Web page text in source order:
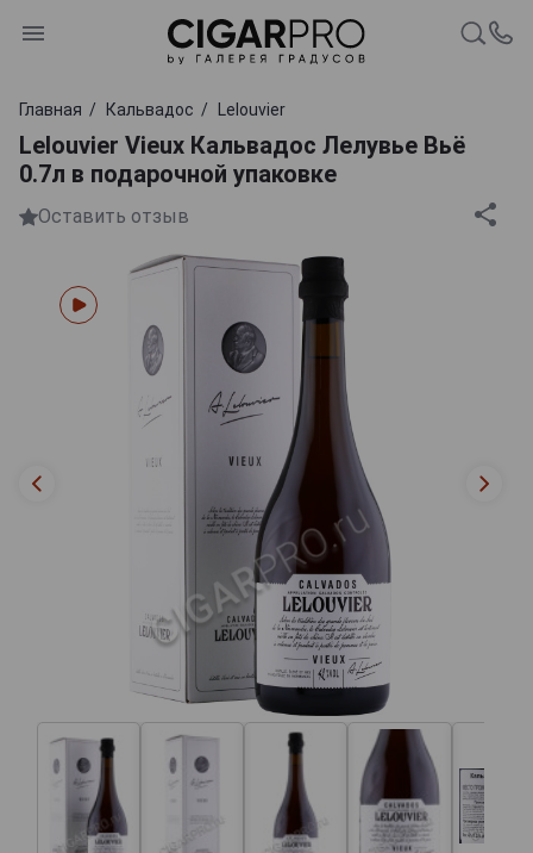
Главная Кальвадос Lelouvier
Lelouvier Vieux Кальвадос Лелувье Вьё
0.7л в подарочной упаковке
Оставить отзыв